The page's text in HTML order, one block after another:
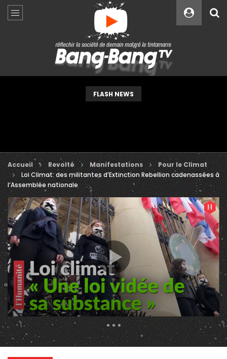
FLASH NEWS
Accueil Revolté Manifestations
Pour le Climat
Loi Climat: des militantes d’Extinction Rebellion cadenassées à
l’Assemblée nationale
316 Views
118 0
Custom Amount
VEUILLEZ PATIENTER...